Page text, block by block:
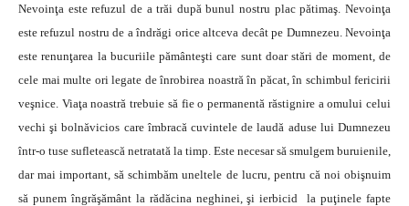
Nevoinţa este refuzul de a trăi după bunul nostru plac pătimaş. Nevoinţa
este refuzul nostru de a îndrăgi orice altceva decât pe Dumnezeu. Nevoinţa
este renunţarea la bucuriile pământeşti care sunt doar stări de moment, de
cele mai multe ori legate de înrobirea noastră în păcat, în schimbul fericirii
veşnice. Viaţa noastră trebuie să fie o permanentă răstignire a omului celui
vechi şi bolnăvicios care îmbracă cuvintele de laudă aduse lui Dumnezeu
într-o tuse sufletească netratată la timp. Este necesar să smulgem buruienile,
dar mai important, să schimbăm uneltele de lucru, pentru că noi obişnuim
să punem îngrăşământ la rădăcina neghinei, şi ierbicid la puţinele fapte